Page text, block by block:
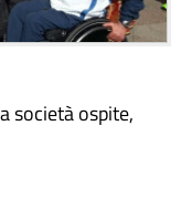
società ospite,